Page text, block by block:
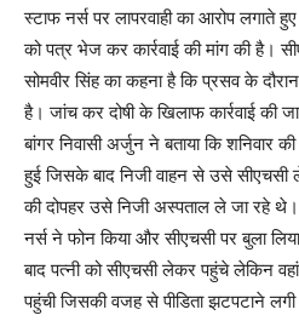
स्टाफ नर्स पर लापरवाही का आरोप लगाते
को पत्र भेज कर कार्रवाई की मांग की है।
सोमवीर सिंह का कहना है कि प्रसव के
है। जांच कर दोषी के खिलाफ कार्रवाई की
बांगर निवासी अर्जुन ने बताया कि शनिवार
हुई जिसके बाद निजी वाहन से उसे सीएचसी
की दोपहर उसे निजी अस्पताल ले जा रहे
नर्स ने फोन किया और सीएचसी पर बुला
बाद पत्नी को सीएचसी लेकर पहुंचे लेकिन
पहुंची जिसकी वजह से पीडिता झटपटाने